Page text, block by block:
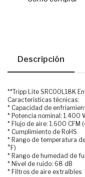
Descripción
**Tripp Lite SRCOOL18K
Características técnicas:
* Capacidad de
* Potencia nominal: 1.400
* Flujo de aire: 1.600 CFM
* Cumplimiento de RoHS
* Rango de temperatura
°F)
* Rango de humedad de
* Nivel de ruido: 68 dB
* Filtros de aire extraíbles